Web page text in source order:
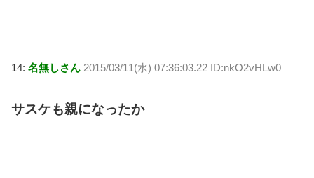
14: 名無しさん 2015/03/11(水) 07:36:03.22 ID:nkO2vHLw0
サスケも親になったか